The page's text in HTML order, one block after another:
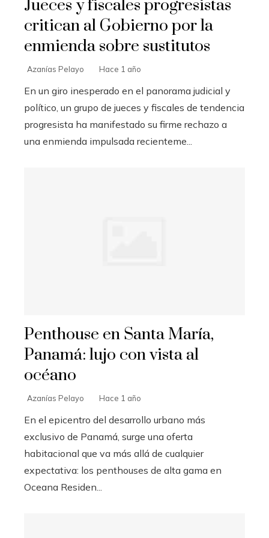
Jueces y fiscales progresistas
critican al Gobierno por la
enmienda sobre sustitutos
Azanías Pelayo Hace 1 año
En un giro inesperado en el panorama judicial y
político, un grupo de jueces y fiscales de tendencia
progresista ha manifestado su firme rechazo a
una enmienda impulsada recienteme...
Penthouse en Santa María,
Panamá: lujo con vista al
océano
Azanías Pelayo Hace 1 año
En el epicentro del desarrollo urbano más
exclusivo de Panamá, surge una oferta
habitacional que va más allá de cualquier
expectativa: los penthouses de alta gama en
Oceana Residen...